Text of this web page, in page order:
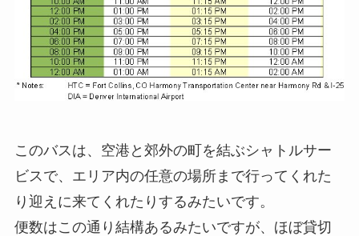
このバスは、空港と郊外の町を結ぶシャトルサー
ビスで、エリア内の任意の場所まで行ってくれた
り迎えに来てくれたりするみたいです。
便数はこの通り結構あるみたいですが、ほぼ貸切